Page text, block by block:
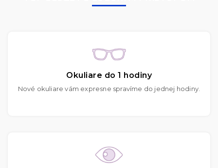
Okuliare do 1 hodiny
Nové okuliare vám expresne spravíme do jednej hodiny.